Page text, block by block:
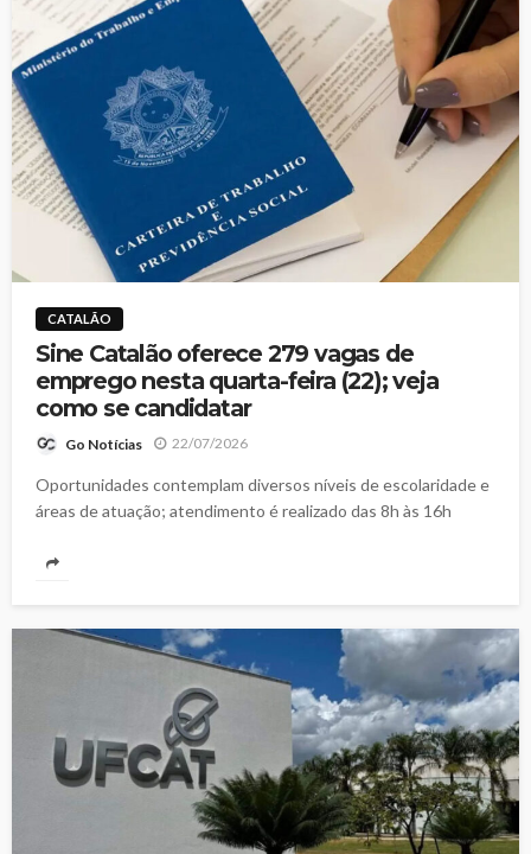
CATALÃO
Sine Catalão oferece 279 vagas de
emprego nesta quarta-feira (22); veja
como se candidatar
Go Notícias 22/07/2026
Oportunidades contemplam diversos níveis de escolaridade e
áreas de atuação; atendimento é realizado das 8h às 16h